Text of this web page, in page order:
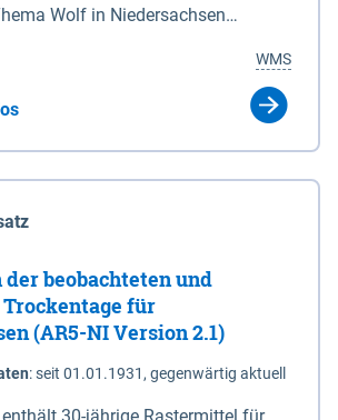
zu dienen bestimmt sind (§2 Abs.3
Sperrwerkes durch Widmung, die
durch Verordnung ausspricht.
Wolf in Niedersachsen
bestehenden Wolfsterritorien im
WMS
der beobachteten und
für
(AR5-NI Version 2.1)
:seit 01.01.1931, gegenwärtig aktuell